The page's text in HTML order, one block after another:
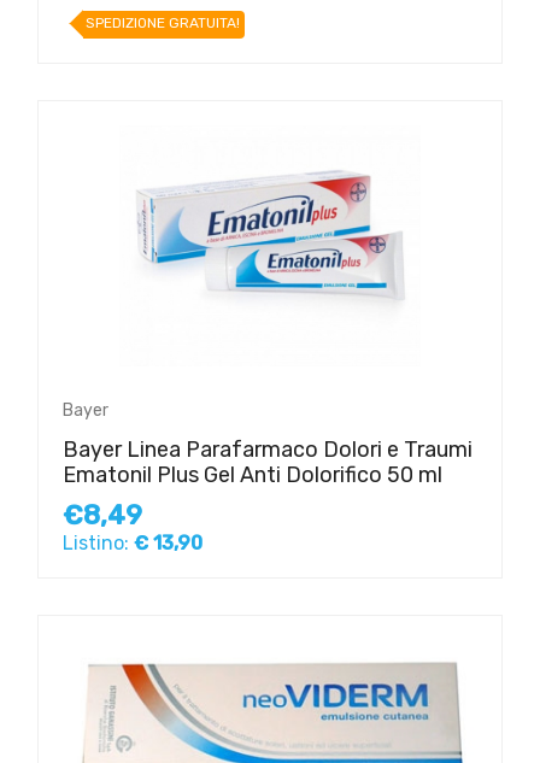
SPEDIZIONE GRATUITA!
Bayer
Bayer Linea Parafarmaco Dolori e Traumi
Ematonil Plus Gel Anti Dolorifico 50 ml
€8,49
Listino: € 13,90